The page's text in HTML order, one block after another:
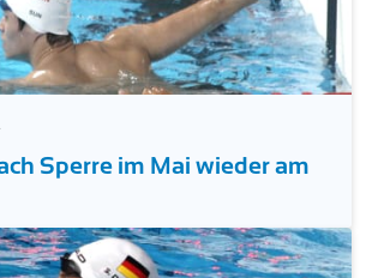
Sperre im Mai wieder am